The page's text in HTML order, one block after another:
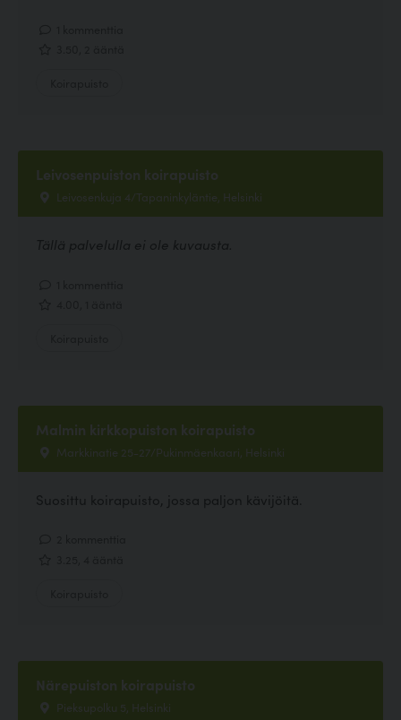
Leivosenpuiston koirapuisto
Leivosenkuja 4/Tapaninkyläntie, Helsinki
Tällä palvelulla ei ole kuvausta.
Malmin kirkkopuiston koirapuisto
Markkinatie 25-27/Pukinmäenkaari, Helsinki
Suosittu koirapuisto, jossa paljon kävijöitä.
Närepuiston koirapuisto
Pieksupolku 5, Helsinki